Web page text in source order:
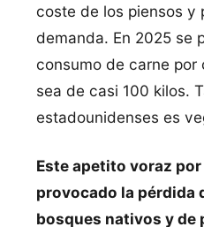
coste de los piensos y
demanda. En 2025 se
consumo de carne
sea de casi 100 kilos.
estadounidenses es
Este apetito voraz por
provocado la pérdida
bosques nativos y de